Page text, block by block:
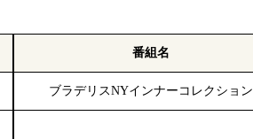
番組名
ブラデリスNYインナーコレクション